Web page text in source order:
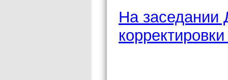
На заседании